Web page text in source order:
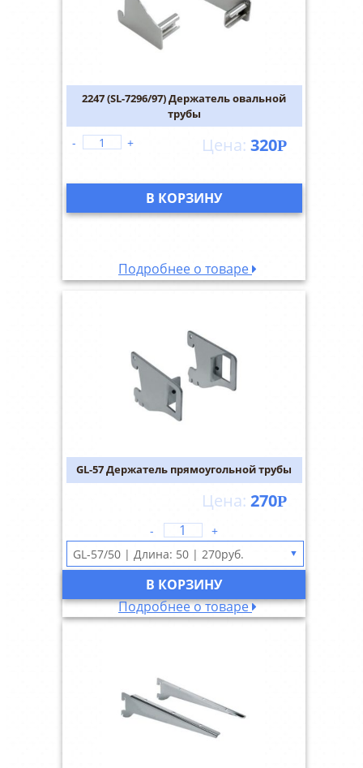
2247 (SL-7296/97) Держатель овальной
трубы
320Р
- +
В КОРЗИНУ
Подробнее о товаре
GL-57 Держатель прямоугольной трубы
270Р
- +
В КОРЗИНУ
▼
Подробнее о товаре